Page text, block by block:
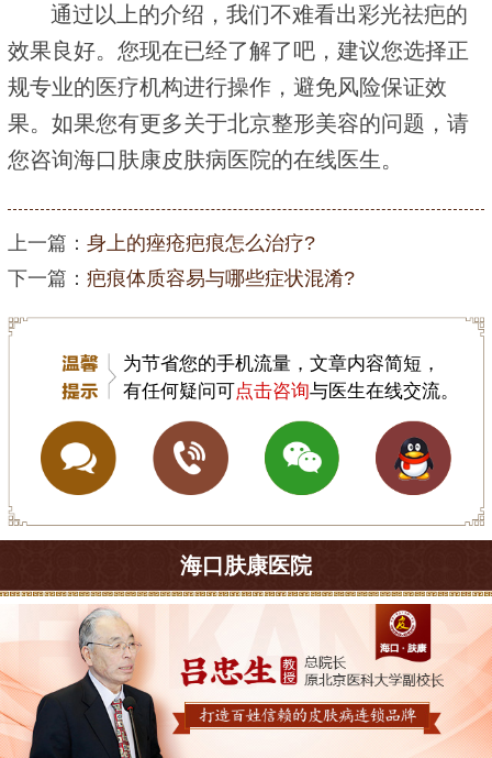
通过以上的介绍，我们不难看出彩光祛疤的
效果良好。您现在已经了解了吧，建议您选择正
规专业的医疗机构进行操作，避免风险保证效
果。如果您有更多关于北京整形美容的问题，请
您咨询海口肤康皮肤病医院的在线医生。
上一篇： 身上的痤疮疤痕怎么治疗?
下一篇： 疤痕体质容易与哪些症状混淆?
为节省您的手机流量，文章内容简短，
有任何疑问可点击咨询与医生在线交流。
海口肤康医院